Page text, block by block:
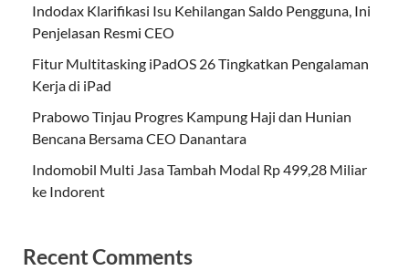
Indodax Klarifikasi Isu Kehilangan Saldo Pengguna, Ini
Penjelasan Resmi CEO
Fitur Multitasking iPadOS 26 Tingkatkan Pengalaman
Kerja di iPad
Prabowo Tinjau Progres Kampung Haji dan Hunian
Bencana Bersama CEO Danantara
Indomobil Multi Jasa Tambah Modal Rp 499,28 Miliar
ke Indorent
Recent Comments